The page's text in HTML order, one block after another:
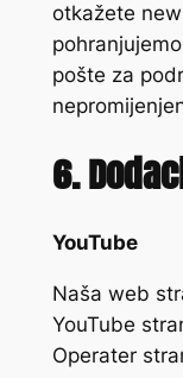
otkažete
pošte za
6.
YouTube
Naša web
YouTube
Operater